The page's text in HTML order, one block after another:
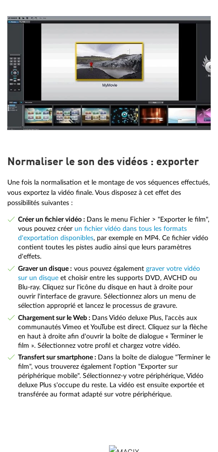
Normaliser le son des vidéos : exporter
Une fois la normalisation et le montage de vos séquences effectués,
vous exportez la vidéo finale. Vous disposez à cet effet des
possibilités suivantes :
Créer un fichier vidéo : Dans le menu Fichier > "Exporter le film",
vous pouvez créer un fichier vidéo dans tous les formats
d'exportation disponibles, par exemple en MP4. Ce fichier vidéo
contient toutes les pistes audio ainsi que leurs paramètres
d'effets.
Graver un disque : vous pouvez également graver votre vidéo
sur un disqueet choisir entre les supports DVD, AVCHD ou
Blu-ray. Cliquez sur l'icône du disque en haut à droite pour
ouvrir l'interface de gravure. Sélectionnez alors un menu de
sélection approprié et lancez le processus de gravure.
Chargement sur le Web : Dans Vidéo deluxe Plus, l'accès aux
communautés Vimeo et YouTube est direct. Cliquez sur la flèche
en haut à droite afin d'ouvrir la boîte de dialogue « Terminer le
film ». Sélectionnez votre profil et chargez votre vidéo.
Transfert sur smartphone : Dans la boîte de dialogue "Terminer le
film", vous trouverez également l'option "Exporter sur
périphérique mobile". Sélectionnez-y votre périphérique, Vidéo
deluxe Plus s'occupe du reste. La vidéo est ensuite exportée et
transférée au format adapté sur votre périphérique.